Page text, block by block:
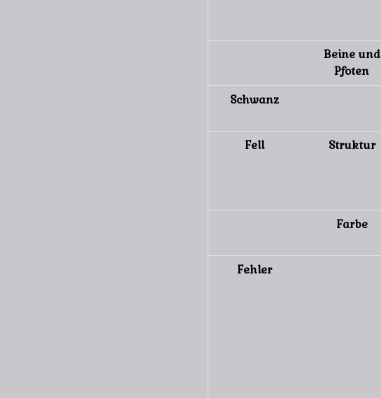
Beine und
Pfoten
Schwanz
Fell
Struktur
Farbe
Fehler